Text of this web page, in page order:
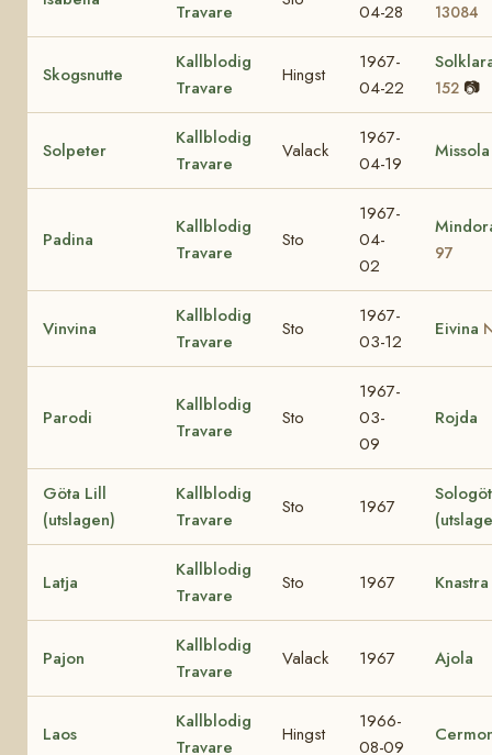
Travare 04-28 13084
Skogsnutte
Kallblodig
Travare
Hingst
1967-
04-22
152 📷
Solpeter
Kallblodig
Travare
Valack
1967-
04-19
Missola
Padina
Kallblodig
Travare
Sto
1967-
04-
02
97
Vinvina
Kallblodig
Travare
Sto
1967-
03-12
Eivina
Parodi
Kallblodig
Travare
Sto
1967-
03-
09
Rojda
Göta Lill
(utslagen)
Kallblodig
Travare
Sto 1967
Latja
Kallblodig
Travare
Sto 1967 Knastra
Pajon
Kallblodig
Travare
Valack 1967 Ajola
Laos
Kallblodig
Travare
Hingst
1966-
08-09